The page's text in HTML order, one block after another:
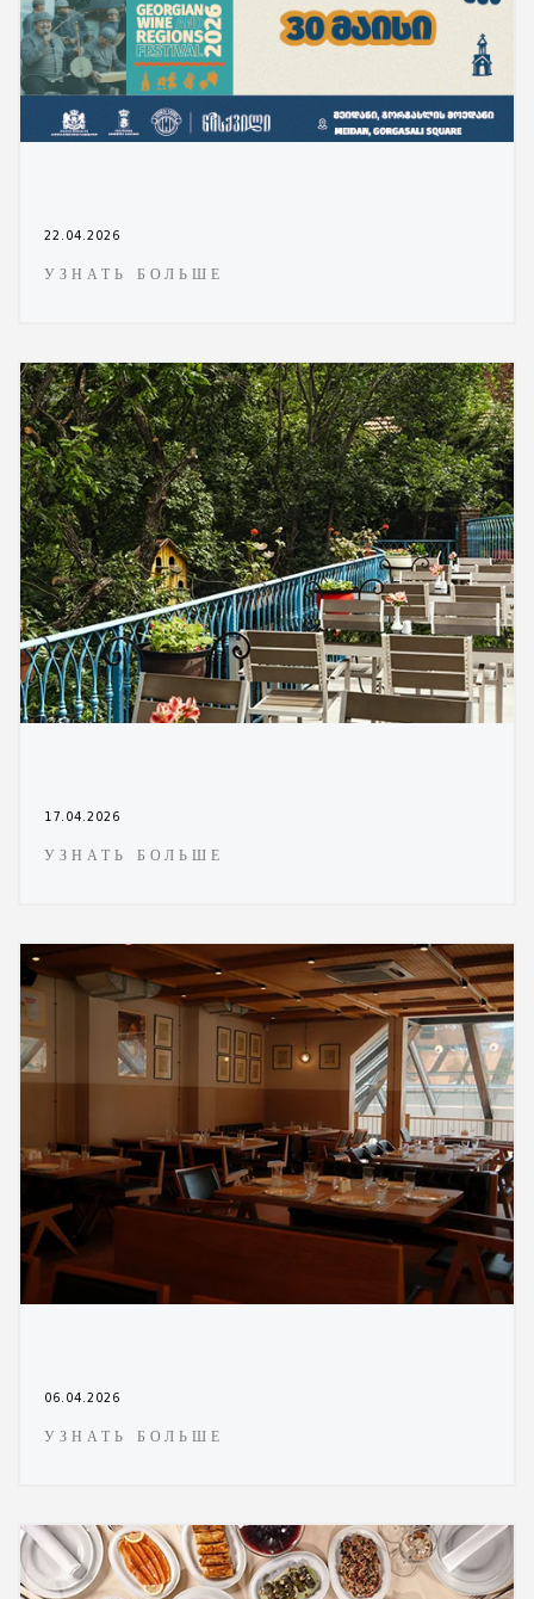
22.04.2026
УЗНАТЬ БОЛЬШЕ
17.04.2026
УЗНАТЬ БОЛЬШЕ
06.04.2026
УЗНАТЬ БОЛЬШЕ